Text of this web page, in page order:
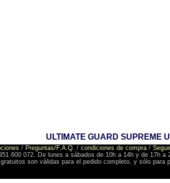
ULTIMATE GUARD SUPREME
/ Preguntas/F.A.Q. / condiciones de compra /
600 072. De lunes a sábados de 10h a 14h y de 17h a
son válidas para el pedido completo, y sólo para